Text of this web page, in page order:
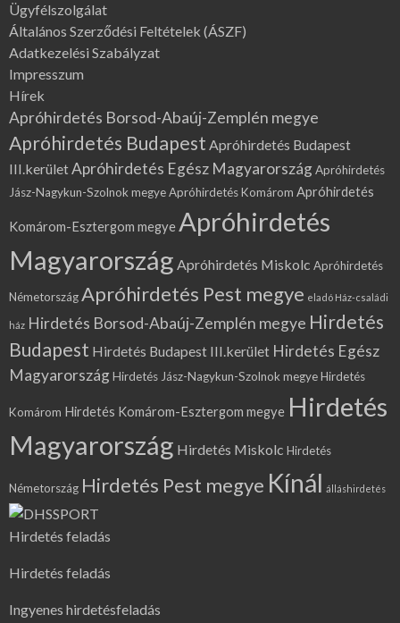
Ügyfélszolgálat
Általános Szerződési Feltételek (ÁSZF)
Adatkezelési Szabályzat
Impresszum
Hírek
Apróhirdetés Borsod-Abaúj-Zemplén megye
Apróhirdetés Budapest Apróhirdetés Budapest
III.kerületApróhirdetés Egész MagyarországApróhirdetés
Jász-Nagykun-Szolnok megyeApróhirdetés Komárom Apróhirdetés
Komárom-Esztergom megyeApróhirdetés
Magyarország Apróhirdetés Miskolc Apróhirdetés
NémetországApróhirdetés Pest megye eladó Ház-családi
ház Hirdetés Borsod-Abaúj-Zemplén megye Hirdetés
Budapest Hirdetés Budapest III.kerület Hirdetés Egész
MagyarországHirdetés Jász-Nagykun-Szolnok megyeHirdetés
Komárom Hirdetés Komárom-Esztergom megye Hirdetés
Magyarország Hirdetés Miskolc Hirdetés
Németország Hirdetés Pest megye Kínál álláshirdetés
Hirdetés feladás
Hirdetés feladás
Ingyenes hirdetésfeladás